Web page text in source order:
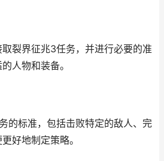
裂界征兆3任务，并进行必要的准
人物和装备。
的标准，包括击败特定的敌人、完
好地制定策略。